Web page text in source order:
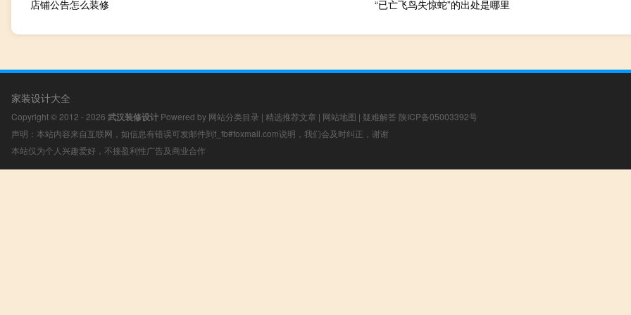
店铺公告怎么装修 “已亡飞鸟失惊蛇”的出处是哪里
家装设计大全
Copyright © 2012 - 2026 武汉装修设计 Powered by 网站分类目录 | 精选推荐文章 | 网站地图 | 疑难解答 陕ICP备05003392号
声明：本站内容来自互联网，如信息有错误可发邮件到f_fb#foxmail.com说明，我们会及时纠正，谢谢
本站仅为个人兴趣爱好，不接盈利性广告及商业合作